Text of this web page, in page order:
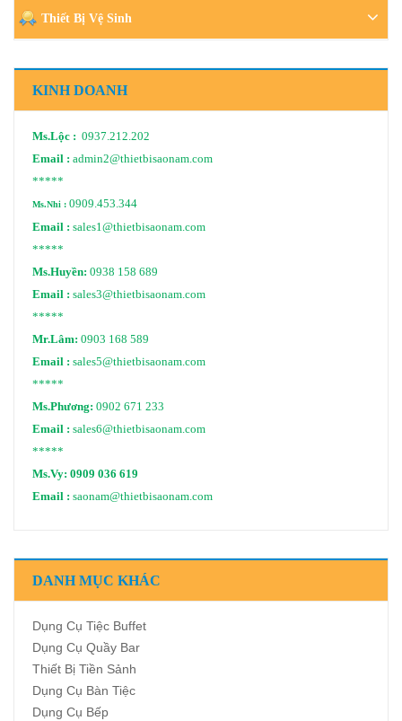
Thiết Bị Vệ Sinh
KINH DOANH
Ms.Lộc : 0937.212.202
Email : admin2@thietbisaonam.com
*****
Ms.Nhi : 0909.453.344
Email : sales1@thietbisaonam.com
*****
Ms.Huyền: 0938 158 689
Email : sales3@thietbisaonam.com
*****
Mr.Lâm: 0903 168 589
Email : sales5@thietbisaonam.com
*****
Ms.Phương: 0902 671 233
Email : sales6@thietbisaonam.com
*****
Ms.Vy: 0909 036 619
Email : saonam@thietbisaonam.com
DANH MỤC KHÁC
Dụng Cụ Tiệc Buffet
Dụng Cụ Quầy Bar
Thiết Bị Tiền Sảnh
Dụng Cụ Bàn Tiệc
Dụng Cụ Bếp